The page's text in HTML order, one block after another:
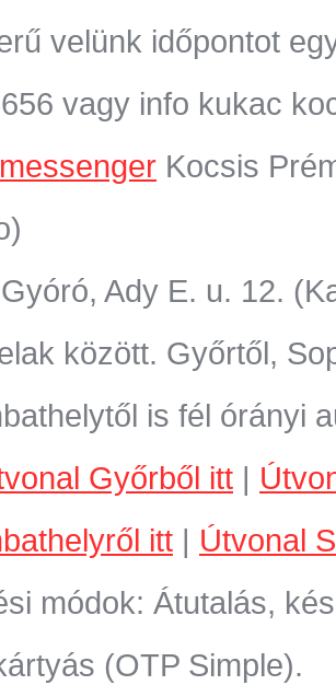
velünk időpontot
vagy info kukac
messenger Kocsis
Ady E. u. 12.
között. Győrtől,
is fél órányi
Győrből itt |
itt | Útvonal
módok: Átutalás,
(OTP Simple).